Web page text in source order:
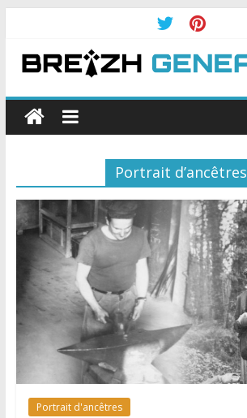
Portrait d’ancêtres
Portrait d'ancêtres